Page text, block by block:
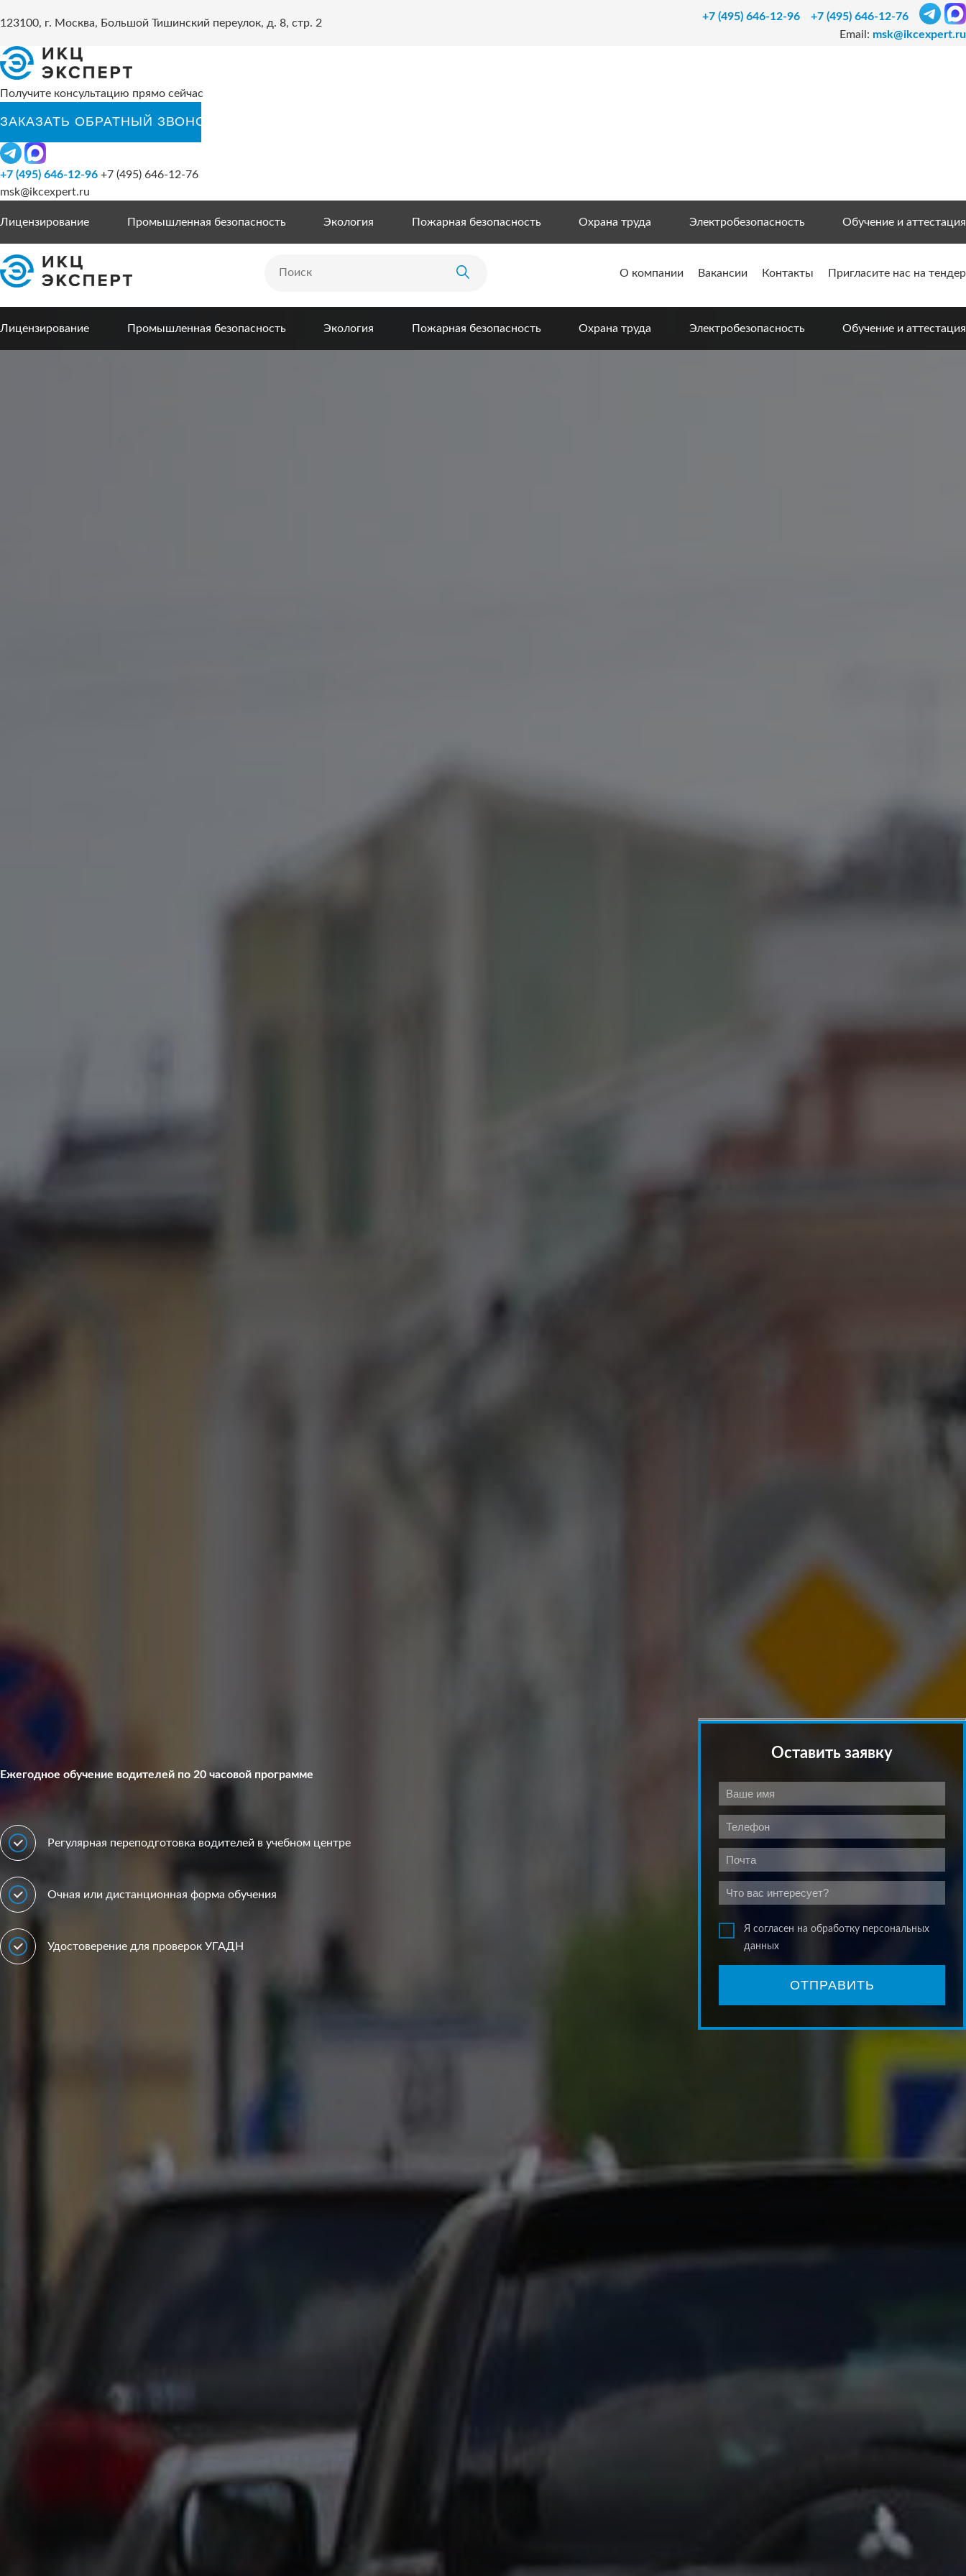
123100, г. Москва, Большой Тишинский переулок, д. 8, стр. 2
+7 (495) 646-12-96
+7 (495) 646-12-76
Email: msk@ikcexpert.ru
Получите консультацию прямо сейчас
+7 (495) 646-12-96 +7 (495) 646-12-76
msk@ikcexpert.ru
Лицензирование Промышленная безопасность Экология Пожарная безопасность Охрана труда Электробезопасность Обучение и аттестация
О компании Вакансии Контакты Пригласите нас на тендер
Лицензирование Промышленная безопасность Экология Пожарная безопасность Охрана труда Электробезопасность Обучение и аттестация
Ежегодное обучение водителей по 20 часовой программе
Регулярная переподготовка водителей в учебном центре
Очная или дистанционная форма обучения
Удостоверение для проверок УГАДН
Оставить заявку
Я согласен на обработку персональных
данных